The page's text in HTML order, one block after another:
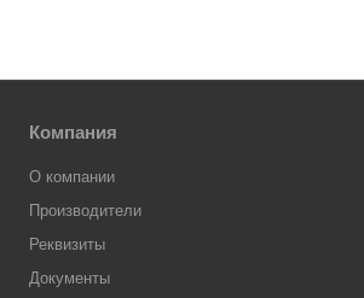
Компания
О компании
Производители
Реквизиты
Документы